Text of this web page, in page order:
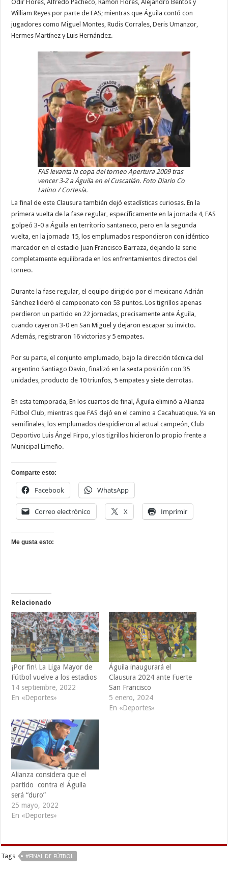
Odir Flores, Alfredo Pacheco, Ramón Flores, Alejandro Bentos y
William Reyes por parte de FAS; mientras que Águila contó con
jugadores como Miguel Montes, Rudis Corrales, Deris Umanzor,
Hermes Martínez y Luis Hernández.
FAS levanta la copa del torneo Apertura 2009 tras
vencer 3-2 a Águila en el Cuscatlán. Foto Diario Co
Latino / Cortesía.
La final de este Clausura también dejó estadísticas curiosas. En la
primera vuelta de la fase regular, específicamente en la jornada 4, FAS
golpeó 3-0 a Águila en territorio santaneco, pero en la segunda
vuelta, en la jornada 15, los emplumados respondieron con idéntico
marcador en el estadio Juan Francisco Barraza, dejando la serie
completamente equilibrada en los enfrentamientos directos del
torneo.
Durante la fase regular, el equipo dirigido por el mexicano Adrián
Sánchez lideró el campeonato con 53 puntos. Los tigrillos apenas
perdieron un partido en 22 jornadas, precisamente ante Águila,
cuando cayeron 3-0 en San Miguel y dejaron escapar su invicto.
Además, registraron 16 victorias y 5 empates.
Por su parte, el conjunto emplumado, bajo la dirección técnica del
argentino Santiago Davio, finalizó en la sexta posición con 35
unidades, producto de 10 triunfos, 5 empates y siete derrotas.
En esta temporada, En los cuartos de final, Águila eliminó a Alianza
Fútbol Club, mientras que FAS dejó en el camino a Cacahuatique. Ya en
semifinales, los emplumados despidieron al actual campeón, Club
Deportivo Luis Ángel Firpo, y los tigrillos hicieron lo propio frente a
Municipal Limeño.
Comparte esto:
Facebook WhatsApp
Correo electrónico X Imprimir
Me gusta esto:
Relacionado
¡Por fin! La Liga Mayor de
Fútbol vuelve a los estadios
14 septiembre, 2022
En «Deportes»
Águila inaugurará el
Clausura 2024 ante Fuerte
San Francisco
5 enero, 2024
En «Deportes»
Alianza considera que el
partido contra el Águila
será “duro”
25 mayo, 2022
En «Deportes»
Tags #FINAL DE FÚTBOL